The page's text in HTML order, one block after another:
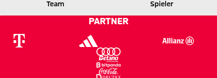
SCF
Team Spieler
PARTNER